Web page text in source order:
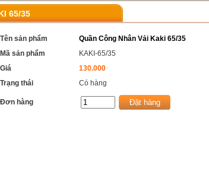
65/35
Tên sản phẩm
Quần Công Nhân Vải Kaki 65/35
Mã sản phẩm
KAKI-65/35
Giá
130.000
Trạng thái
Có hàng
Đơn hàng